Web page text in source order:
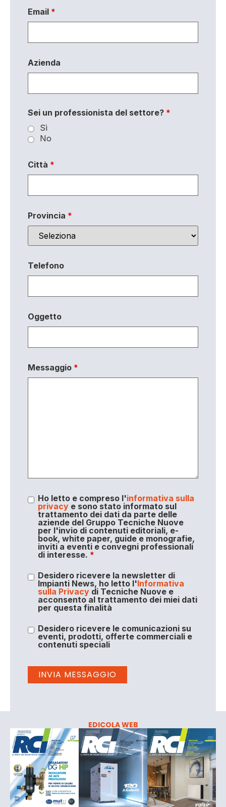
Email *
Azienda
Sei un professionista del settore? *
Sì
No
Città *
Provincia *
Telefono
Oggetto
Messaggio *
Ho letto e compreso l'informativa sulla
privacye sono stato informato sul
trattamento dei dati da parte delle
aziende del Gruppo Tecniche Nuove
per l'invio di contenuti editoriali, e-
book, white paper, guide e monografie,
inviti a eventi e convegni professionali
di interesse. *
Desidero ricevere la newsletter di
Impianti News, ho letto l'Informativa
sulla Privacydi Tecniche Nuove e
acconsento al trattamento dei miei dati
per questa finalità
Desidero ricevere le comunicazioni su
eventi, prodotti, offerte commerciali e
contenuti speciali
EDICOLA WEB